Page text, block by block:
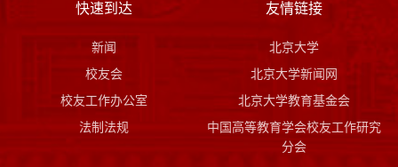
快速到达
新闻
校友会
校友工作办公室
法制法规
友情链接
北京大学
北京大学新闻网
北京大学教育基金会
中国高等教育学会校友工作研究
分会